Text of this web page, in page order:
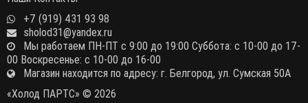
+7 (919) 431 93 98
sholod31@yandex.ru
Мы работаем ПН-ПТ с 9:00 до 19:00 Суббота: с 10-00 до 17-
00 Воскресенье: с 10-00 до 16-00
Магазин находится по адресу: г. Белгород, ул. Сумская 50А
«Холод ПАРТС» © 2026